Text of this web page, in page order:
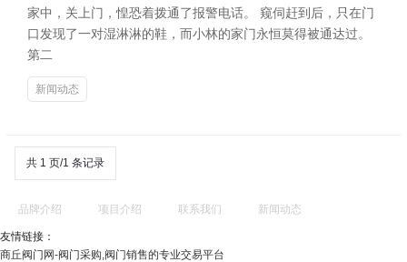
家中，关上门，惶恐着拨通了报警电话。 窥伺赶到后，只在门
口发现了一对湿淋淋的鞋，而小林的家门永恒莫得被通达过。
第二
新闻动态
共 1 页/1 条记录
品牌介绍 项目介绍 联系我们 新闻动态
友情链接：
商丘阀门网-阀门采购,阀门销售的专业交易平台